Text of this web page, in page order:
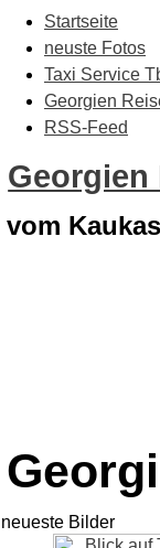
Startseite
neuste Fotos
Taxi Service
Georgien
RSS-Feed
Georgien
vom
neueste Bilder